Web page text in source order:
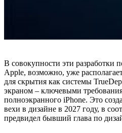
В совокупности эти разработки
Apple, возможно, уже
для скрытия как системы
экраном – ключевыми
полноэкранного iPhone. Это
вехи в дизайне в 2027 году, в
предвидел бывший глава по